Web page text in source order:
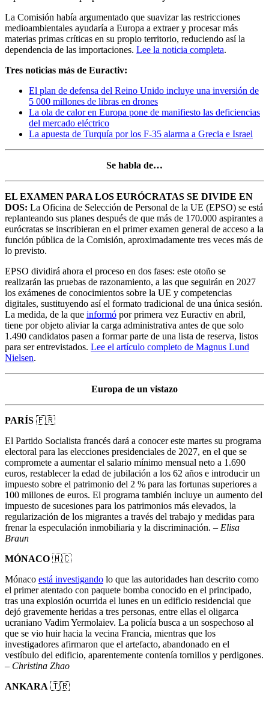
La Comisión había argumentado que suavizar las restricciones
medioambientales ayudaría a Europa a extraer y procesar más
materias primas críticas en su propio territorio, reduciendo así la
dependencia de las importaciones. Lee la noticia completa.
Tres noticias más de Euractiv:
El plan de defensa del Reino Unido incluye una inversión de
5 000 millones de libras en drones
La ola de calor en Europa pone de manifiesto las deficiencias
del mercado eléctrico
La apuesta de Turquía por los F-35 alarma a Grecia e Israel
Se habla de…
EL EXAMEN PARA LOS EURÓCRATAS SE DIVIDE EN
DOS: La Oficina de Selección de Personal de la UE (EPSO) se está
replanteando sus planes después de que más de 170.000 aspirantes a
eurócratas se inscribieran en el primer examen general de acceso a la
función pública de la Comisión, aproximadamente tres veces más de
lo previsto.
EPSO dividirá ahora el proceso en dos fases: este otoño se
realizarán las pruebas de razonamiento, a las que seguirán en 2027
los exámenes de conocimientos sobre la UE y competencias
digitales, sustituyendo así el formato tradicional de una única sesión.
La medida, de la que informó por primera vez Euractiv en abril,
tiene por objeto aliviar la carga administrativa antes de que solo
1.490 candidatos pasen a formar parte de una lista de reserva, listos
para ser entrevistados. Lee el artículo completo de Magnus Lund
Nielsen.
Europa de un vistazo
PARÍS 🇫🇷
El Partido Socialista francés dará a conocer este martes su programa
electoral para las elecciones presidenciales de 2027, en el que se
compromete a aumentar el salario mínimo mensual neto a 1.690
euros, restablecer la edad de jubilación a los 62 años e introducir un
impuesto sobre el patrimonio del 2 % para las fortunas superiores a
100 millones de euros. El programa también incluye un aumento del
impuesto de sucesiones para los patrimonios más elevados, la
regularización de los migrantes a través del trabajo y medidas para
frenar la especulación inmobiliaria y la discriminación. – Elisa
Braun
MÓNACO 🇲🇨
Mónaco está investigando lo que las autoridades han descrito como
el primer atentado con paquete bomba conocido en el principado,
tras una explosión ocurrida el lunes en un edificio residencial que
dejó gravemente heridas a tres personas, entre ellas el oligarca
ucraniano Vadim Yermolaiev. La policía busca a un sospechoso al
que se vio huir hacia la vecina Francia, mientras que los
investigadores afirmaron que el artefacto, abandonado en el
vestíbulo del edificio, aparentemente contenía tornillos y perdigones.
– Christina Zhao
ANKARA 🇹🇷